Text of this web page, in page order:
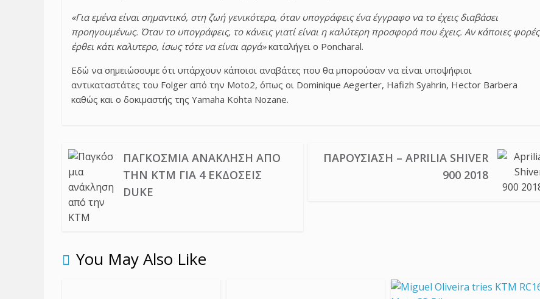
«Για εμένα είναι σημαντικό, στη ζωή γενικότερα, όταν υπογράφεις ένα έγγραφο να το έχεις διαβάσει
προηγουμένως. Όταν το υπογράφεις, το κάνεις γιατί είναι η καλύτερη προσφορά που έχεις. Αν κάποιες φορές
έρθει κάτι καλυτερο, ίσως τότε να είναι αργά»καταλήγει ο Poncharal.
Εδώ να σημειώσουμε ότι υπάρχουν κάποιοι αναβάτες που θα μπορούσαν να είναι υποψήφιοι
αντικαταστάτες του Folger από την Μoto2, όπως οι Dominique Aegerter, Hafizh Syahrin, Hector Barbera
καθώς και ο δοκιμαστής της Yamaha Kohta Nozane.
ΠΑΓΚΌΣΜΙΑ ΑΝΆΚΛΗΣΗ ΑΠΌ
ΤΗΝ KTM ΓΙΑ 4 ΕΚΔΌΣΕΙΣ
DUKE
ΠΑΡΟΥΣΊΑΣΗ – APRILIA SHIVER
900 2018
You May Also Like